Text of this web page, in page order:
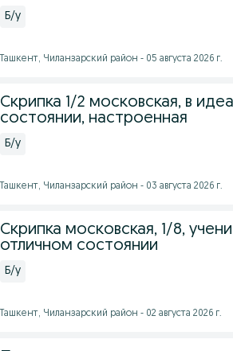
Б/у
Ташкент, Чиланзарский район - 05 августа 2026 г.
Скрипка 1/2 московская, в
состоянии, настроенная
Б/у
Ташкент, Чиланзарский район - 03 августа 2026 г.
Скрипка московская, 1/8,
отличном состоянии
Б/у
Ташкент, Чиланзарский район - 02 августа 2026 г.